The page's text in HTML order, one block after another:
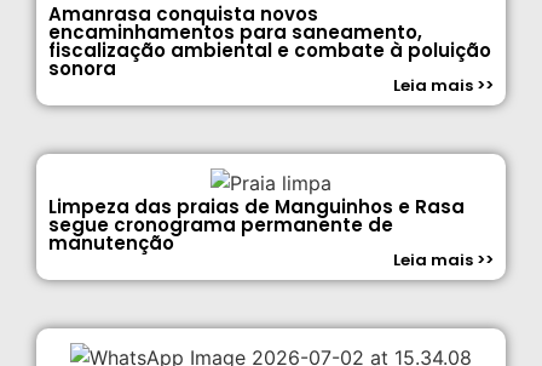
Amanrasa conquista novos
encaminhamentos para saneamento,
fiscalização ambiental e combate à poluição
sonora
Leia mais >>
Limpeza das praias de Manguinhos e Rasa
segue cronograma permanente de
manutenção
Leia mais >>